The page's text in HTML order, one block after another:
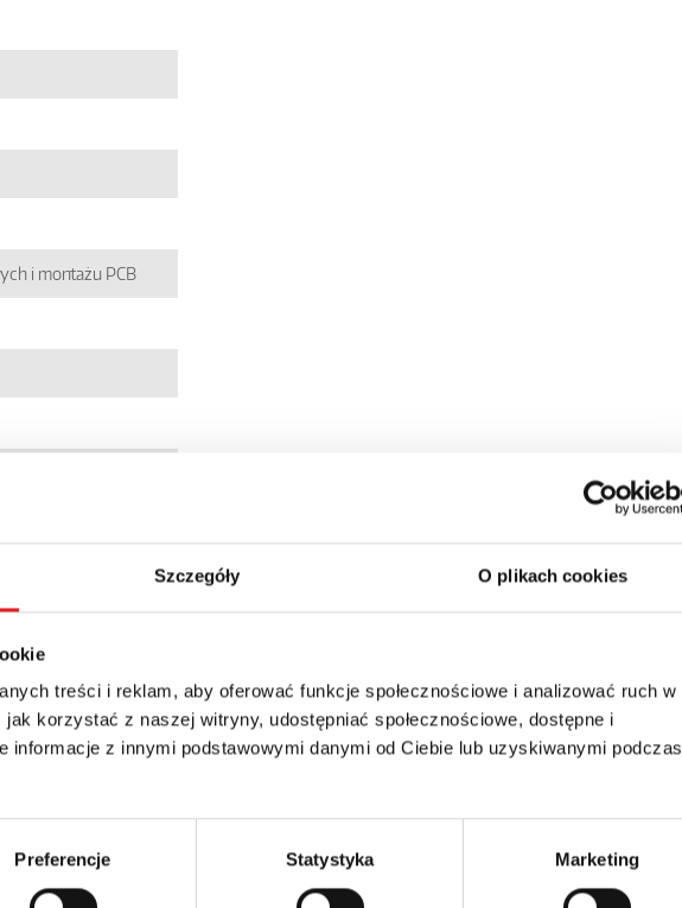
Szczegóły O plikach cookies
treści i reklam, aby oferować funkcje społecznościowe i analizować ruch w
korzystać z naszej witryny, udostępniać społecznościowe, dostępne i
informacje z innymi podstawowymi danymi od Ciebie lub uzyskiwanymi podczas
Preferencje Statystyka Marketing
i montażu PCB